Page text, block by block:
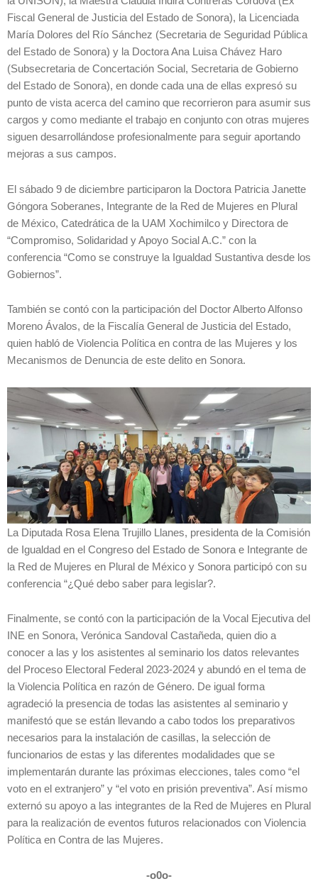
Fiscal General de Justicia del Estado de Sonora), la Licenciada
María Dolores del Río Sánchez (Secretaria de Seguridad Pública
del Estado de Sonora) y la Doctora Ana Luisa Chávez Haro
(Subsecretaria de Concertación Social, Secretaria de Gobierno
del Estado de Sonora), en donde cada una de ellas expresó su
punto de vista acerca del camino que recorrieron para asumir sus
cargos y como mediante el trabajo en conjunto con otras mujeres
siguen desarrollándose profesionalmente para seguir aportando
mejoras a sus campos.
El sábado 9 de diciembre participaron la Doctora Patricia Janette
Góngora Soberanes, Integrante de la Red de Mujeres en Plural
de México, Catedrática de la UAM Xochimilco y Directora de
“Compromiso, Solidaridad y Apoyo Social A.C.” con la
conferencia “Como se construye la Igualdad Sustantiva desde los
Gobiernos”.
También se contó con la participación del Doctor Alberto Alfonso
Moreno Ávalos, de la Fiscalía General de Justicia del Estado,
quien habló de Violencia Política en contra de las Mujeres y los
Mecanismos de Denuncia de este delito en Sonora.
La Diputada Rosa Elena Trujillo Llanes, presidenta de la Comisión
de Igualdad en el Congreso del Estado de Sonora e Integrante de
la Red de Mujeres en Plural de México y Sonora participó con su
conferencia “¿Qué debo saber para legislar?.
Finalmente, se contó con la participación de la Vocal Ejecutiva del
INE en Sonora, Verónica Sandoval Castañeda, quien dio a
conocer a las y los asistentes al seminario los datos relevantes
del Proceso Electoral Federal 2023-2024 y abundó en el tema de
la Violencia Política en razón de Género. De igual forma
agradeció la presencia de todas las asistentes al seminario y
manifestó que se están llevando a cabo todos los preparativos
necesarios para la instalación de casillas, la selección de
funcionarios de estas y las diferentes modalidades que se
implementarán durante las próximas elecciones, tales como “el
voto en el extranjero” y “el voto en prisión preventiva”. Así mismo
externó su apoyo a las integrantes de la Red de Mujeres en Plural
para la realización de eventos futuros relacionados con Violencia
Política en Contra de las Mujeres.
-o0o-